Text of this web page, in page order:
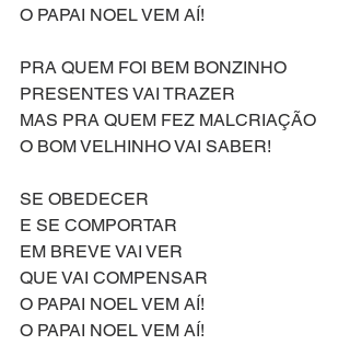
O PAPAI NOEL VEM AÍ!
PRA QUEM FOI BEM BONZINHO
PRESENTES VAI TRAZER
MAS PRA QUEM FEZ MALCRIAÇÃO
O BOM VELHINHO VAI SABER!
SE OBEDECER
E SE COMPORTAR
EM BREVE VAI VER
QUE VAI COMPENSAR
O PAPAI NOEL VEM AÍ!
O PAPAI NOEL VEM AÍ!